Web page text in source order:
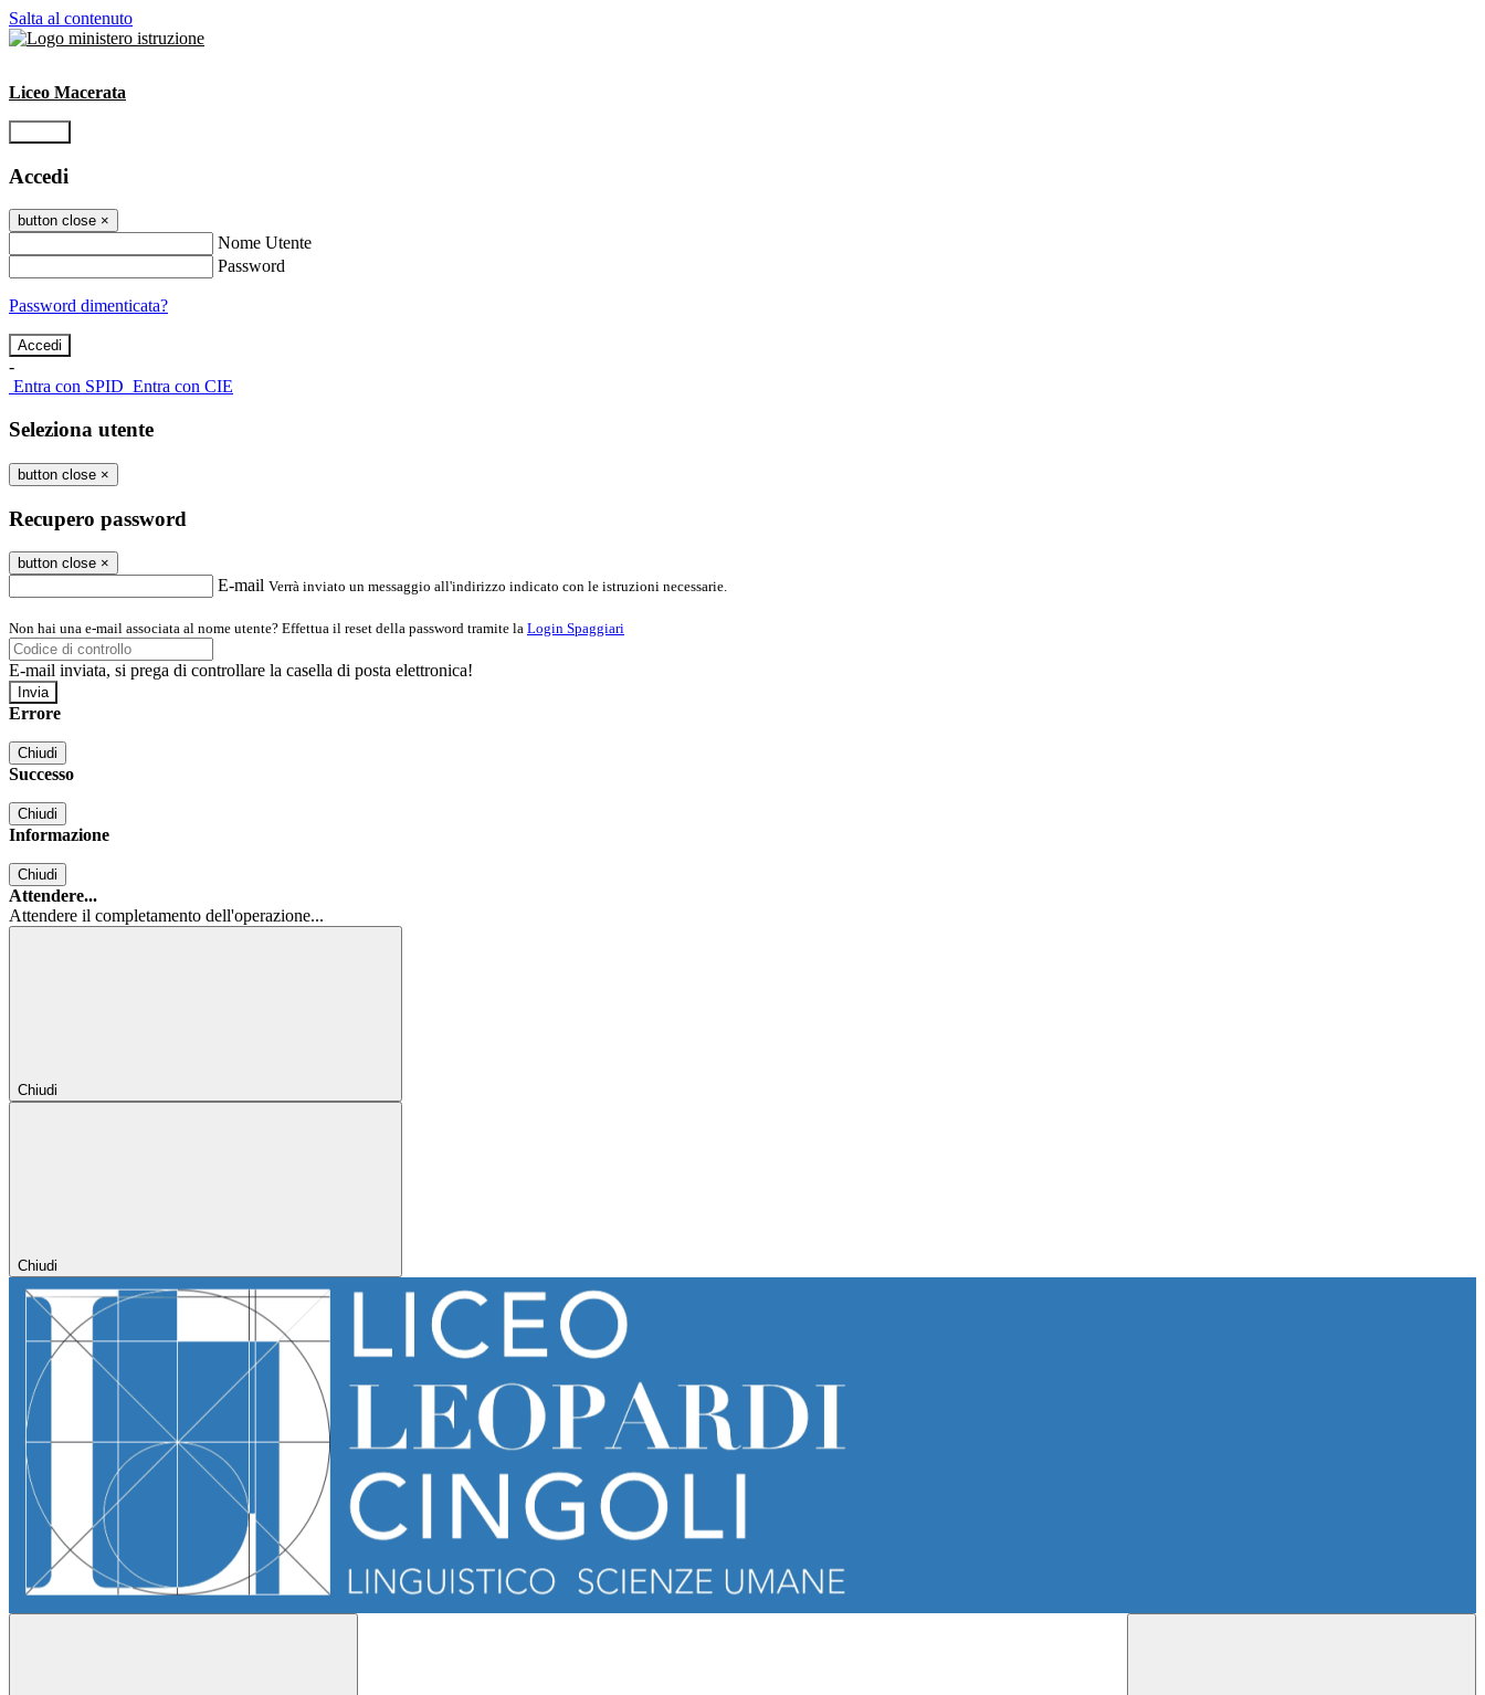
Salta al contenuto
Liceo Macerata
Accedi
button close ×
Nome Utente
Password
Password dimenticata?
-
Entra con SPID Entra con CIE
Seleziona utente
button close ×
Recupero password
button close ×
E-mail Verrà inviato un messaggio all'indirizzo indicato con le istruzioni necessarie.
Non hai una e-mail associata al nome utente? Effettua il reset della password tramite la Login Spaggiari
E-mail inviata, si prega di controllare la casella di posta elettronica!
Errore
Chiudi
Successo
Chiudi
Informazione
Chiudi
Attendere...
Attendere il completamento dell'operazione...
Chiudi
Chiudi